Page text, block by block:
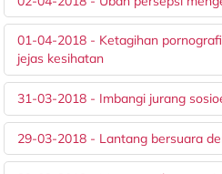
01-04-2018 - Ketagihan
jejas kesihatan
31-03-2018 - Imbangi jurang
29-03-2018 - Lantang bersuara